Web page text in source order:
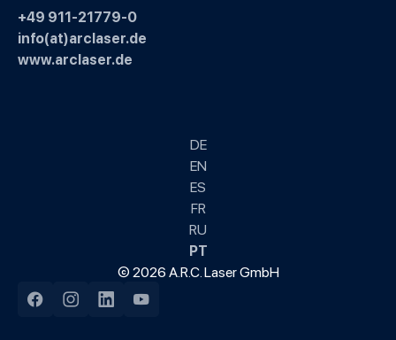
+49 911-21779-0
info(at)arclaser.de
www.arclaser.de
DE
EN
ES
FR
RU
PT
© 2026 A.R.C. Laser GmbH
FacebookInstagramLinkedInYouTube